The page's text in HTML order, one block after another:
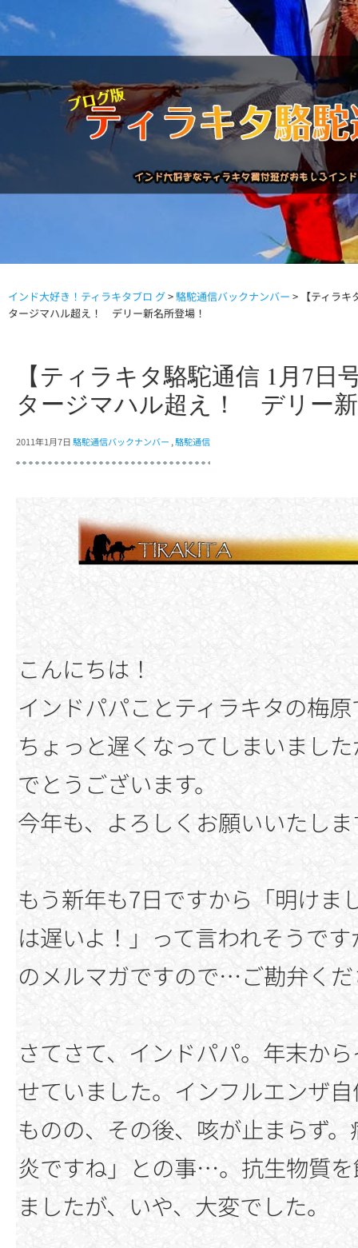
駱駝通信バックナンバー インドが大好き!!
インド大好き！ティラキタブロ グ>駱駝通信バックナンバー > 【ティラ
タージマハル超え！ デリー新名所登場！
【ティラキタ駱駝通信 1月7
タージマハル超え！ デリー
2011年1月7日駱駝通信バックナンバー ,駱駝通信
こんにちは！
インドパパことティラキタの梅
ちょっと遅くなってしまいまし
でとうございます。
今年も、よろしくお願いいたしま
もう新年も7日ですから「明けま
は遅いよ！」って言われそうで
のメルマガですので…ご勘弁く
さてさて、インドパパ。年末か
せていました。インフルエンザ
ものの、その後、咳が止まらず
炎ですね」との事…。抗生物質
ましたが、いや、大変でした。